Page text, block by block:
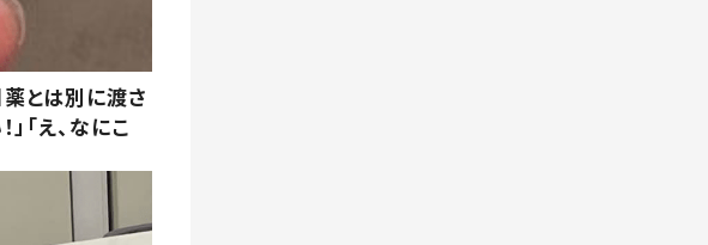
とは別に渡さ
「え、なにこ